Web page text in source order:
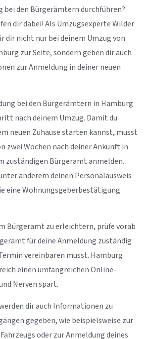
bei den Bürgerämtern durchführen?
dir dabei! Als Umzugsexperte Wilder
dir nicht nur bei deinem Umzug von
zur Seite, sondern geben dir auch
zur Anmeldung in deiner neuen
bei den Bürgerämtern in Hamburg
nach deinem Umzug. Damit du
neuen Zuhause starten kannst, musst
zwei Wochen nach deiner Ankunft in
zuständigen Bürgeramt anmelden.
anderem deinen Personalausweis
eine Wohnungsgeberbestätigung
Bürgeramt zu erleichtern, prüfe vorab
für deine Anmeldung zuständig
vereinbaren musst. Hamburg
einen umfangreichen Online-
Nerven spart.
dir auch Informationen zu
gegeben, wie beispielsweise zur
oder zur Anmeldung deines